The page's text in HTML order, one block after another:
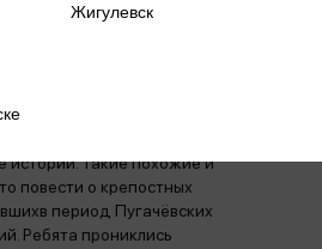
истории. Такие похожие и
повести о крепостных
период Пугачёвских
Ребята прониклись
Жигулевск